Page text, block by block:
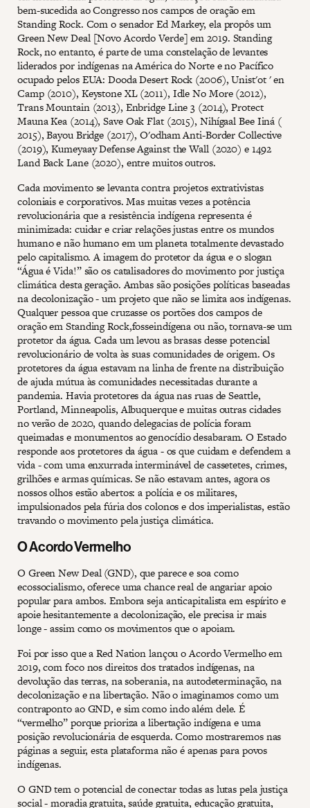
bem-sucedida ao Congresso nos campos de oração em
Standing Rock. Com o senador Ed Markey, ela propôs um
Green New Deal [Novo Acordo Verde] em 2019. Standing
Rock, no entanto, é parte de uma constelação de levantes
liderados por indígenas na América do Norte e no Pacífico
ocupado pelos EUA: Dooda Desert Rock (2006), Unist'ot ' en
Camp (2010), Keystone XL (2011), Idle No More (2012),
Trans Mountain (2013), Enbridge Line 3 (2014), Protect
Mauna Kea (2014), Save Oak Flat (2015), Nihígaal Bee Iiná (
2015), Bayou Bridge (2017), O'odham Anti-Border Collective
(2019), Kumeyaay Defense Against the Wall (2020) e 1492
Land Back Lane (2020), entre muitos outros.
Cada movimento se levanta contra projetos extrativistas
coloniais e corporativos. Mas muitas vezes a potência
revolucionária que a resistência indígena representa é
minimizada: cuidar e criar relações justas entre os mundos
humano e não humano em um planeta totalmente devastado
pelo capitalismo. A imagem do protetor da água e o slogan
“Água é Vida!” são os catalisadores do movimento por justiça
climática desta geração. Ambas são posições políticas baseadas
na decolonização - um projeto que não se limita aos indígenas.
Qualquer pessoa que cruzasse os portões dos campos de
oração em Standing Rock,fosseindígena ou não, tornava-se um
protetor da água. Cada um levou as brasas desse potencial
revolucionário de volta às suas comunidades de origem. Os
protetores da água estavam na linha de frente na distribuição
de ajuda mútua às comunidades necessitadas durante a
pandemia. Havia protetores da água nas ruas de Seattle,
Portland, Minneapolis, Albuquerque e muitas outras cidades
no verão de 2020, quando delegacias de polícia foram
queimadas e monumentos ao genocídio desabaram. O Estado
responde aos protetores da água - os que cuidam e defendem a
vida - com uma enxurrada interminável de cassetetes, crimes,
grilhões e armas químicas. Se não estavam antes, agora os
nossos olhos estão abertos: a polícia e os militares,
impulsionados pela fúria dos colonos e dos imperialistas, estão
travando o movimento pela justiça climática.
O Acordo Vermelho
O Green New Deal (GND), que parece e soa como
ecossocialismo, oferece uma chance real de angariar apoio
popular para ambos. Embora seja anticapitalista em espírito e
apoie hesitantemente a decolonização, ele precisa ir mais
longe - assim como os movimentos que o apoiam.
Foi por isso que a Red Nation lançou o Acordo Vermelho em
2019, com foco nos direitos dos tratados indígenas, na
devolução das terras, na soberania, na autodeterminação, na
decolonização e na libertação. Não o imaginamos como um
contraponto ao GND, e sim como indo além dele. É
“vermelho” porque prioriza a libertação indígena e uma
posição revolucionária de esquerda. Como mostraremos nas
páginas a seguir, esta plataforma não é apenas para povos
indígenas.
O GND tem o potencial de conectar todas as lutas pela justiça
social - moradia gratuita, saúde gratuita, educação gratuita,